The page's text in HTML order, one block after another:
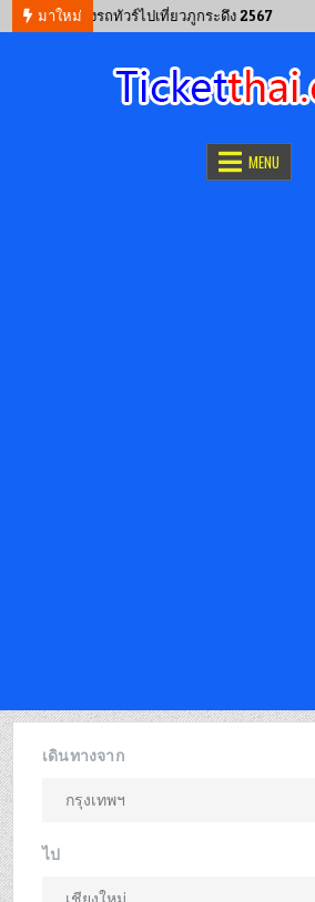
มาใหม่
วิธีนั่งรถทัวร์ไปเที่ยวภูกระดึง 2567
MENU